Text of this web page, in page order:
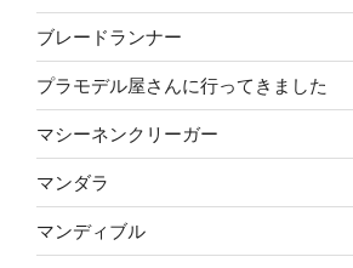
ブレードランナー
プラモデル屋さんに行ってきました
マシーネンクリーガー
マンダラ
マンディブル